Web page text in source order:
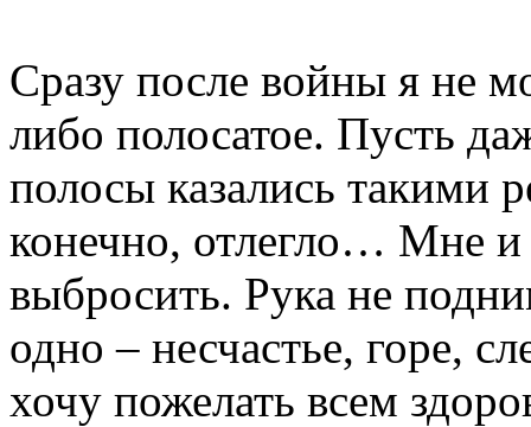
Сразу после войны я не
либо полосатое. Пусть
полосы казались такими
конечно, отлегло… Мне и
выбросить. Рука не
одно – несчастье, горе,
хочу пожелать всем